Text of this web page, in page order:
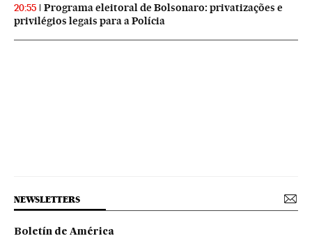
20:55
Programa eleitoral de Bolsonaro: privatizações e
privilégios legais para a Polícia
NEWSLETTERS
Boletín de América